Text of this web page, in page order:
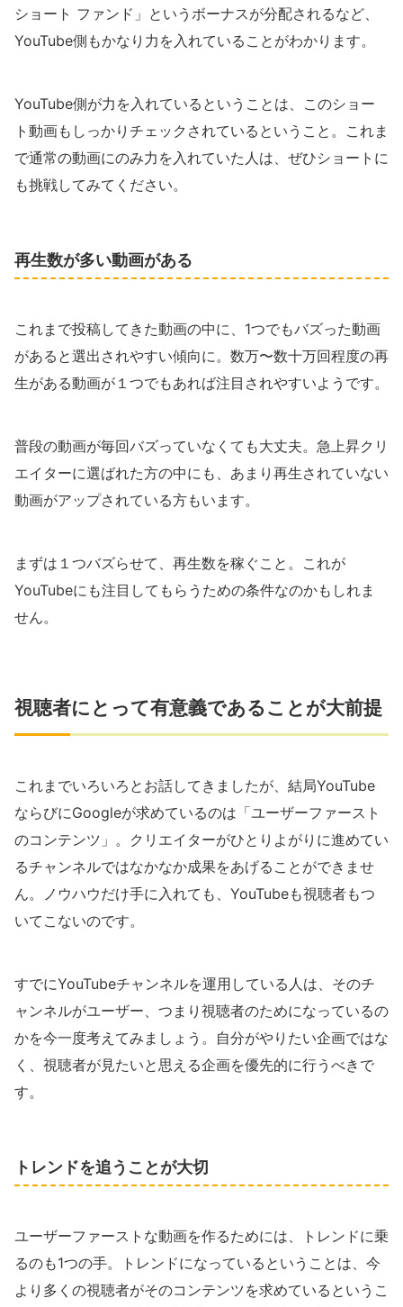
ショート ファンド」というボーナスが分配されるなど、
YouTube側もかなり力を入れていることがわかります。
YouTube側が力を入れているということは、このショー
ト動画もしっかりチェックされているということ。これま
で通常の動画にのみ力を入れていた人は、ぜひショートに
も挑戦してみてください。
再生数が多い動画がある
これまで投稿してきた動画の中に、1つでもバズった動画
があると選出されやすい傾向に。数万〜数十万回程度の再
生がある動画が１つでもあれば注目されやすいようです。
普段の動画が毎回バズっていなくても大丈夫。急上昇クリ
エイターに選ばれた方の中にも、あまり再生されていない
動画がアップされている方もいます。
まずは１つバズらせて、再生数を稼ぐこと。これが
YouTubeにも注目してもらうための条件なのかもしれま
せん。
視聴者にとって有意義であることが大前提
これまでいろいろとお話してきましたが、結局YouTube
ならびにGoogleが求めているのは「ユーザーファースト
のコンテンツ」。クリエイターがひとりよがりに進めてい
るチャンネルではなかなか成果をあげることができませ
ん。ノウハウだけ手に入れても、YouTubeも視聴者もつ
いてこないのです。
すでにYouTubeチャンネルを運用している人は、そのチ
ャンネルがユーザー、つまり視聴者のためになっているの
かを今一度考えてみましょう。自分がやりたい企画ではな
く、視聴者が見たいと思える企画を優先的に行うべきで
す。
トレンドを追うことが大切
ユーザーファーストな動画を作るためには、トレンドに乗
るのも1つの手。トレンドになっているということは、今
より多くの視聴者がそのコンテンツを求めているというこ